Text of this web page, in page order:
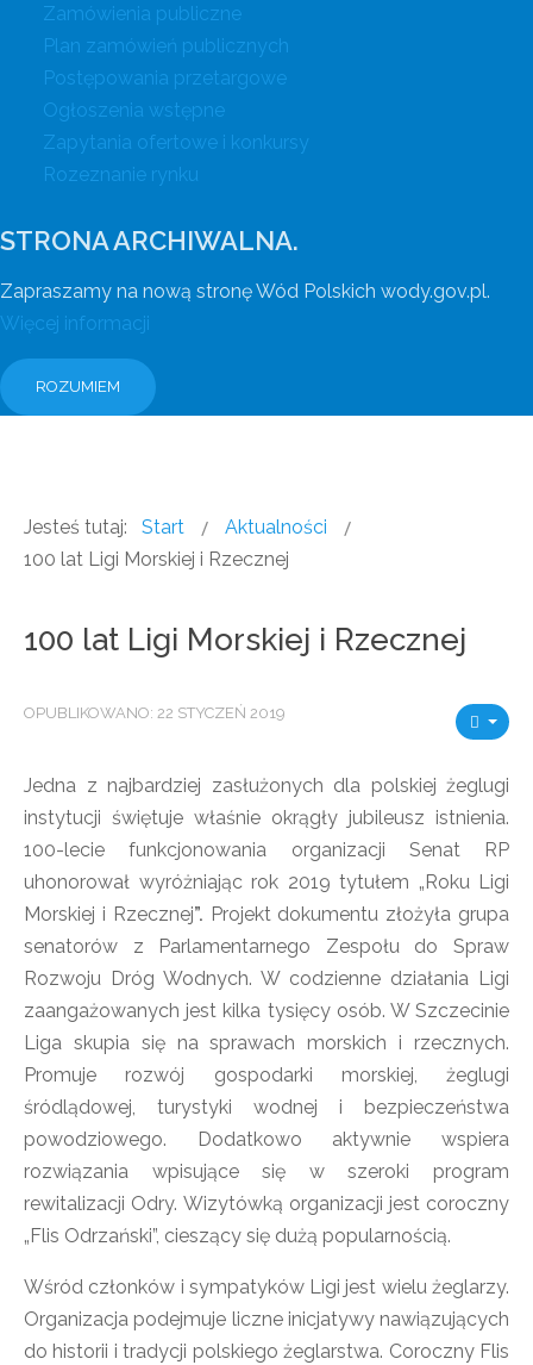
Zamówienia publiczne
Plan zamówień publicznych
Postępowania przetargowe
Ogłoszenia wstępne
Zapytania ofertowe i konkursy
Rozeznanie rynku
STRONA ARCHIWALNA.
Zapraszamy na nową stronę Wód Polskich wody.gov.pl.
Więcej informacji
ROZUMIEM
Jesteś tutaj: Start
Aktualności
100 lat Ligi Morskiej i Rzecznej
100 lat Ligi Morskiej i Rzecznej
OPUBLIKOWANO: 22 STYCZEŃ 2019
Jedna z najbardziej zasłużonych dla polskiej żeglugi
instytucji świętuje właśnie okrągły jubileusz istnienia.
100-lecie funkcjonowania organizacji Senat RP
uhonorował wyróżniając rok 2019 tytułem „Roku Ligi
Morskiej i Rzecznej”. Projekt dokumentu złożyła grupa
senatorów z Parlamentarnego Zespołu do Spraw
Rozwoju Dróg Wodnych. W codzienne działania Ligi
zaangażowanych jest kilka tysięcy osób. W Szczecinie
Liga skupia się na sprawach morskich i rzecznych.
Promuje rozwój gospodarki morskiej, żeglugi
śródlądowej, turystyki wodnej i bezpieczeństwa
powodziowego. Dodatkowo aktywnie wspiera
rozwiązania wpisujące się w szeroki program
rewitalizacji Odry. Wizytówką organizacji jest coroczny
„Flis Odrzański”, cieszący się dużą popularnością.
Wśród członków i sympatyków Ligi jest wielu żeglarzy.
Organizacja podejmuje liczne inicjatywy nawiązujących
do historii i tradycji polskiego żeglarstwa. Coroczny Flis